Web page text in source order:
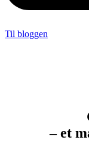
Til bloggen
– et